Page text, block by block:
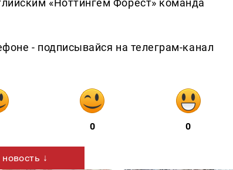
- подписывайся на телеграм-канал
0 0
↓